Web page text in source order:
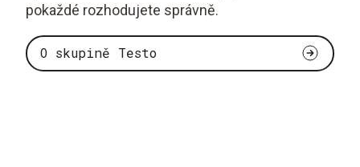
pokaždé rozhodujete správně.
O skupině Testo